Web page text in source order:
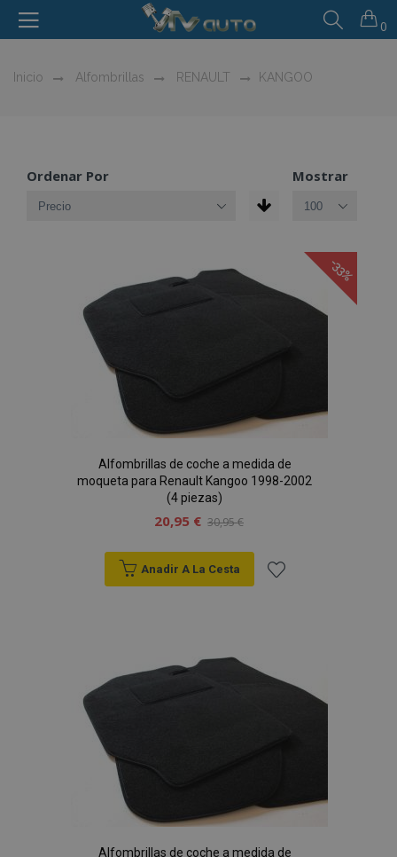
0
Inicio Alfombrillas RENAULT KANGOO
Ordenar Por Mostrar
-33%
Alfombrillas de coche a medida de
moqueta para Renault Kangoo 1998-2002
(4 piezas)
20,95 € 30,95 €
Anadir A La Cesta
Lista
Alfombrillas de coche a medida de